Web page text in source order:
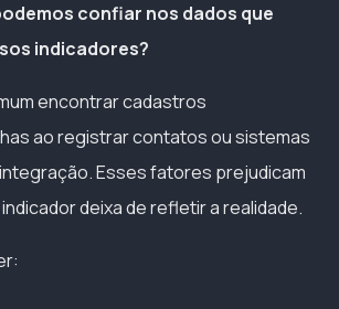
confiar nos dados que
indicadores?
encontrar cadastros
ao registrar contatos ou sistemas
Esses fatores prejudicam
deixa de refletir a realidade.